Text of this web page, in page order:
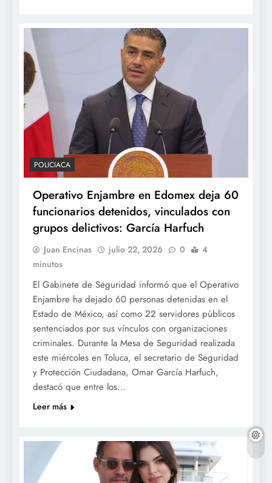
POLICIACA
Operativo Enjambre en Edomex deja 60
funcionarios detenidos, vinculados con
grupos delictivos: García Harfuch
Juan Encinas julio 22, 2026 0
4
minutos
El Gabinete de Seguridad informó que el Operativo
Enjambre ha dejado 60 personas detenidas en el
Estado de México, así como 22 servidores públicos
sentenciados por sus vínculos con organizaciones
criminales. Durante la Mesa de Seguridad realizada
este miércoles en Toluca, el secretario de Seguridad
y Protección Ciudadana, Omar García Harfuch,
destacó que entre los…
Leer más